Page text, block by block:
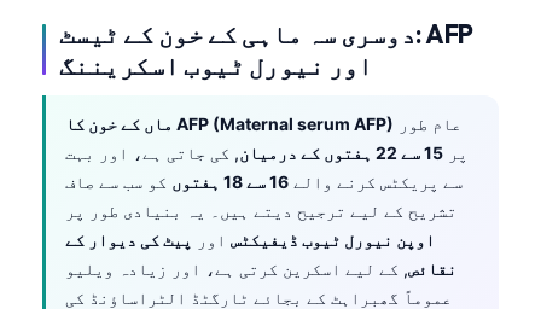
دوسری سہ ماہی کے خون کے ٹیسٹ: AFP
اور نیورل ٹیوب اسکریننگ
ماں کے خون کا AFP (Maternal serum AFP)
پر 15 سے 22 ہفتوں کے درمیان
, کی جاتی ہے، اور بہت
سے پریکٹس کرنے والے 16 سے 18 ہفتوں
کو سب سے صاف
تشریح کے لیے ترجیح دیتے ہیں۔ یہ بنیادی طور پر
اوپن نیورل ٹیوب ڈیفیکٹس اور
پیٹ کی دیوار کے
نقائص, کے لیے اسکرین کرتی ہے، اور زیادہ ویلیو
عموماً گھبراہٹ کے بجائے ٹارگٹڈ الٹراساؤنڈ کی
Gàidhlig
Occitan
العربية المغربية
Afrikaans
Монгол
ພາສາລາວ
Basa Jawa